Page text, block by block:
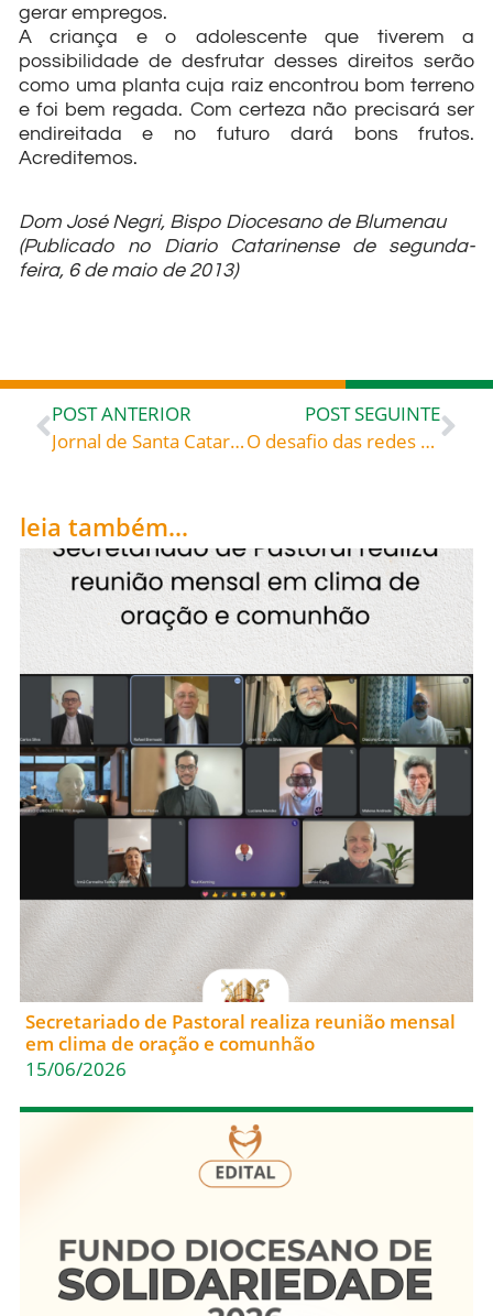
gerar empregos.
A criança e o adolescente que tiverem a
possibilidade de desfrutar desses direitos serão
como uma planta cuja raiz encontrou bom terreno
e foi bem regada. Com certeza não precisará ser
endireitada e no futuro dará bons frutos.
Acreditemos.
Dom José Negri, Bispo Diocesano de Blumenau
(Publicado no Diario Catarinense de segunda-
feira, 6 de maio de 2013)
POST ANTERIOR
Jornal de Santa Catarina publica hoje, 10, artigo de Pe. Raul Kestring: “O que Deus exige de nós?”
POST SEGUINTE
O desafio das redes sociais – Artigo interessante abordando a mensagem do Papa para o Dia Mundial das Comunicações
leia também...
Secretariado de Pastoral realiza reunião mensal
em clima de oração e comunhão
15/06/2026